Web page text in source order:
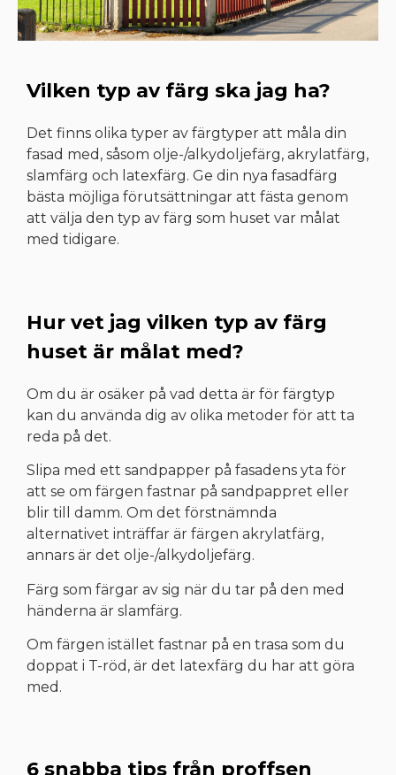
Vilken typ av färg ska jag ha?
Det finns olika typer av färgtyper att måla din
fasad med, såsom olje-/alkydoljefärg, akrylatfärg,
slamfärg och latexfärg. Ge din nya fasadfärg
bästa möjliga förutsättningar att fästa genom
att välja den typ av färg som huset var målat
med tidigare.
Hur vet jag vilken typ av färg
huset är målat med?
Om du är osäker på vad detta är för färgtyp
kan du använda dig av olika metoder för att ta
reda på det.
Slipa med ett sandpapper på fasadens yta för
att se om färgen fastnar på sandpappret eller
blir till damm. Om det förstnämnda
alternativet inträffar är färgen akrylatfärg,
annars är det olje-/alkydoljefärg.
Färg som färgar av sig när du tar på den med
händerna är slamfärg.
Om färgen istället fastnar på en trasa som du
doppat i T-röd, är det latexfärg du har att göra
med.
6 snabba tips från proffsen